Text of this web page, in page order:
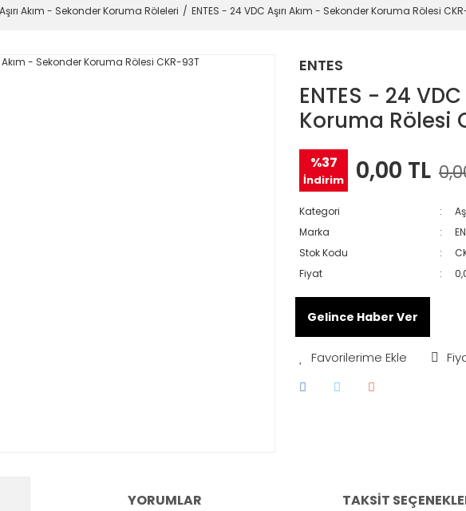
Aşırı Akım - Sekonder Koruma Röleleri ENTES - 24 VDC Aşırı Akım - Sekonder Koruma Rölesi
ENTES
ENTES - 24
Koruma Rölesi
%37
İndirim 0,00 TL
Kategori
Marka
Stok Kodu
Fiyat
Gelince Haber Ver
YORUMLAR TAKSIT